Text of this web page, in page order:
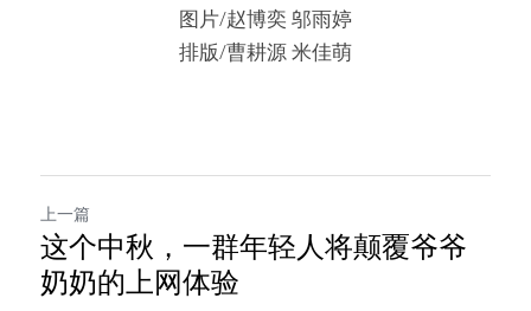
图片/赵博奕 邬雨婷
排版/曹耕源 米佳萌
上一篇
这个中秋，一群年轻人将颠覆爷爷
奶奶的上网体验